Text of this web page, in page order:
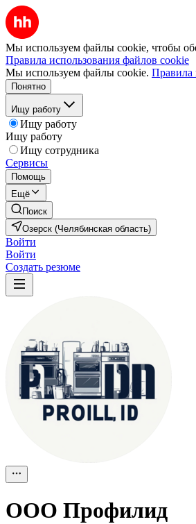
Мы используем файлы cookie, чтобы
Правила использования файлов cookie
Мы используем файлы cookie. Правила
Понятно
Ищу работу
Ищу работу
Ищу работу
Ищу сотрудника
Сервисы
Помощь
Ещё
Поиск
Озерск (Челябинская область)
Войти
Войти
Создать резюме
ООО Профилид